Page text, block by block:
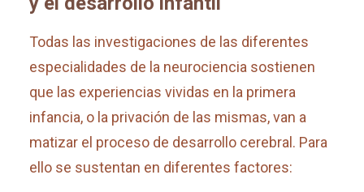
Todas las investigaciones de las diferentes
especialidades de la neurociencia sostienen
que las experiencias vividas en la primera
infancia, o la privación de las mismas, van a
matizar el proceso de desarrollo cerebral. Para
ello se sustentan en diferentes factores: